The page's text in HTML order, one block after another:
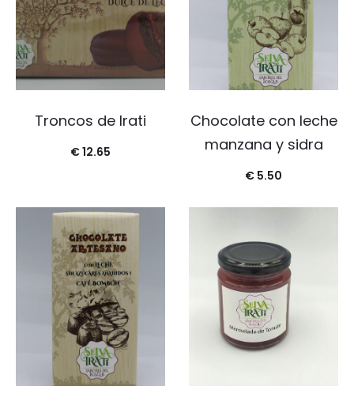
Troncos de Irati
€12.65
Chocolate con leche
manzana y sidra
€ 5.50